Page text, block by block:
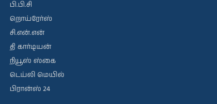
பி.பி.சி
றொய்ரேர்ஸ்
சி.என்.என்
தி கார்டியன்
நியூஸ் ஸ்கை
டெய்லி மெயில்
பிரான்ஸ் 24